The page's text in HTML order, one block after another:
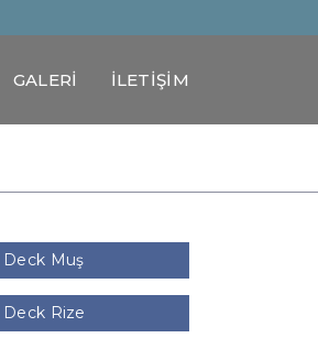
GALERİ İLETİŞİM
Muş
Rize